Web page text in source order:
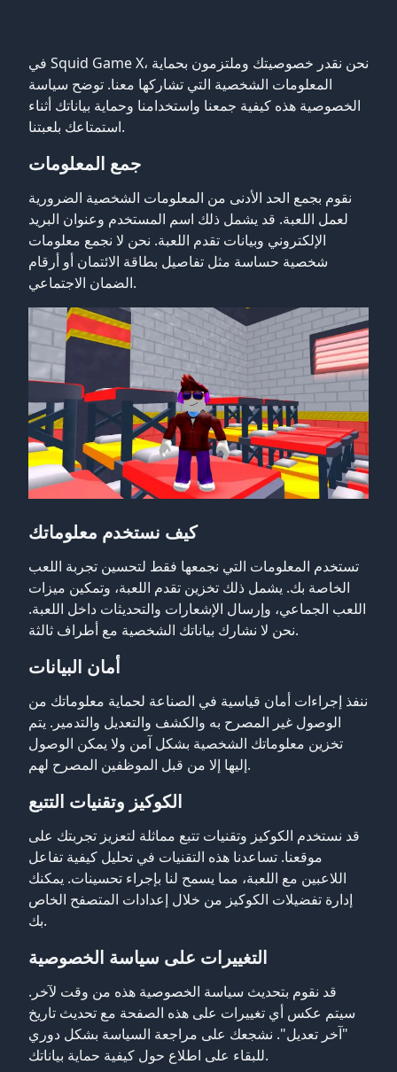
في Squid Game X، نحن نقدر خصوصيتك وملتزمون بحماية
المعلومات الشخصية التي تشاركها معنا. توضح سياسة
الخصوصية هذه كيفية جمعنا واستخدامنا وحماية بياناتك أثناء
استمتاعك بلعبتنا.
جمع المعلومات
نقوم بجمع الحد الأدنى من المعلومات الشخصية الضرورية
لعمل اللعبة. قد يشمل ذلك اسم المستخدم وعنوان البريد
الإلكتروني وبيانات تقدم اللعبة. نحن لا نجمع معلومات
شخصية حساسة مثل تفاصيل بطاقة الائتمان أو أرقام
الضمان الاجتماعي.
كيف نستخدم معلوماتك
تستخدم المعلومات التي نجمعها فقط لتحسين تجربة اللعب
الخاصة بك. يشمل ذلك تخزين تقدم اللعبة، وتمكين ميزات
اللعب الجماعي، وإرسال الإشعارات والتحديثات داخل اللعبة.
نحن لا نشارك بياناتك الشخصية مع أطراف ثالثة.
أمان البيانات
ننفذ إجراءات أمان قياسية في الصناعة لحماية معلوماتك من
الوصول غير المصرح به والكشف والتعديل والتدمير. يتم
تخزين معلوماتك الشخصية بشكل آمن ولا يمكن الوصول
إليها إلا من قبل الموظفين المصرح لهم.
الكوكيز وتقنيات التتبع
قد نستخدم الكوكيز وتقنيات تتبع مماثلة لتعزيز تجربتك على
موقعنا. تساعدنا هذه التقنيات في تحليل كيفية تفاعل
اللاعبين مع اللعبة، مما يسمح لنا بإجراء تحسينات. يمكنك
إدارة تفضيلات الكوكيز من خلال إعدادات المتصفح الخاص
بك.
التغييرات على سياسة الخصوصية
قد نقوم بتحديث سياسة الخصوصية هذه من وقت لآخر.
سيتم عكس أي تغييرات على هذه الصفحة مع تحديث تاريخ
"آخر تعديل". نشجعك على مراجعة السياسة بشكل دوري
للبقاء على اطلاع حول كيفية حماية بياناتك.